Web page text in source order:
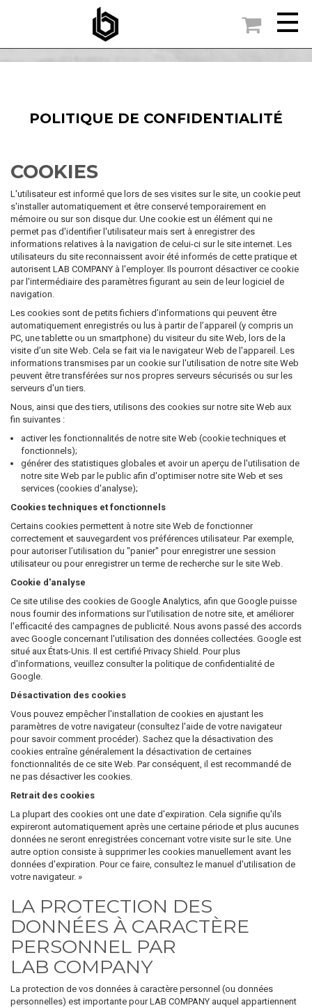
POLITIQUE DE CONFIDENTIALITÉ
COOKIES
L'utilisateur est informé que lors de ses visites sur le site, un cookie peut
s'installer automatiquement et être conservé temporairement en
mémoire ou sur son disque dur. Une cookie est un élément qui ne
permet pas d'identifier l'utilisateur mais sert à enregistrer des
informations relatives à la navigation de celui-ci sur le site internet. Les
utilisateurs du site reconnaissent avoir été informés de cette pratique et
autorisent LAB COMPANY à l'employer. Ils pourront désactiver ce cookie
par l'intermédiaire des paramètres figurant au sein de leur logiciel de
navigation.
Les cookies sont de petits fichiers d’informations qui peuvent être
automatiquement enregistrés ou lus à partir de l’appareil (y compris un
PC, une tablette ou un smartphone) du visiteur du site Web, lors de la
visite d’un site Web. Cela se fait via le navigateur Web de l'appareil. Les
informations transmises par un cookie sur l'utilisation de notre site Web
peuvent être transférées sur nos propres serveurs sécurisés ou sur les
serveurs d'un tiers.
Nous, ainsi que des tiers, utilisons des cookies sur notre site Web aux
fin suivantes :
activer les fonctionnalités de notre site Web (cookie techniques et
fonctionnels);
générer des statistiques globales et avoir un aperçu de l'utilisation de
notre site Web par le public afin d'optimiser notre site Web et ses
services (cookies d'analyse);
Cookies techniques et fonctionnels
Certains cookies permettent à notre site Web de fonctionner
correctement et sauvegardent vos préférences utilisateur. Par exemple,
pour autoriser l’utilisation du "panier" pour enregistrer une session
utilisateur ou pour enregistrer un terme de recherche sur le site Web.
Cookie d'analyse
Ce site utilise des cookies de Google Analytics, afin que Google puisse
nous fournir des informations sur l'utilisation de notre site, et améliorer
l'efficacité des campagnes de publicité. Nous avons passé des accords
avec Google concernant l'utilisation des données collectées. Google est
situé aux États-Unis. Il est certifié Privacy Shield. Pour plus
d'informations, veuillez consulter la politique de confidentialité de
Google.
Désactivation des cookies
Vous pouvez empêcher l'installation de cookies en ajustant les
paramètres de votre navigateur (consultez l'aide de votre navigateur
pour savoir comment procéder). Sachez que la désactivation des
cookies entraîne généralement la désactivation de certaines
fonctionnalités de ce site Web. Par conséquent, il est recommandé de
ne pas désactiver les cookies.
Retrait des cookies
La plupart des cookies ont une date d'expiration. Cela signifie qu'ils
expireront automatiquement après une certaine période et plus aucunes
données ne seront enregistrées concernant votre visite sur le site. Une
autre option consiste à supprimer les cookies manuellement avant les
données d'expiration. Pour ce faire, consultez le manuel d'utilisation de
votre navigateur. »
LA PROTECTION DES
DONNÉES À CARACTÈRE
PERSONNEL PAR
LAB COMPANY
La protection de vos données à caractère personnel (ou données
personnelles) est importante pour LAB COMPANY auquel appartiennent
